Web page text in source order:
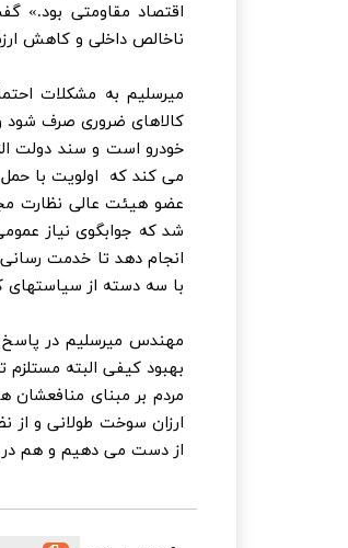
اقتصاد مقاومتى بود.»
ناخالص داخلى و كاهش
میرسلیم به مشکلات
كالاهاى ضرورى صرف شود
خودرو است و سند دولت
مى كند كه اولويت با حمل
عضو هیئت عالی نظارت
انجام دهد تا خدمت
با سه دسته از سياستهاى
مهندس میرسلیم در پاسخ
بهبود كيفى البته
مردم بر مبناى منافعشان
ارزان سوخت طولانى و از
از دست مى دهيم و هم در